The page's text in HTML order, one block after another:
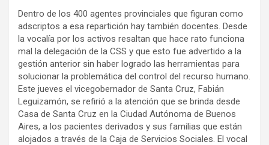
Dentro de los 400 agentes provinciales que figuran como
adscriptos a esa repartición hay también docentes. Desde
la vocalía por los activos resaltan que hace rato funciona
mal la delegación de la CSS y que esto fue advertido a la
gestión anterior sin haber logrado las herramientas para
solucionar la problemática del control del recurso humano.
Este jueves el vicegobernador de Santa Cruz, Fabián
Leguizamón, se refirió a la atención que se brinda desde
Casa de Santa Cruz en la Ciudad Autónoma de Buenos
Aires, a los pacientes derivados y sus familias que están
alojados a través de la Caja de Servicios Sociales. El vocal